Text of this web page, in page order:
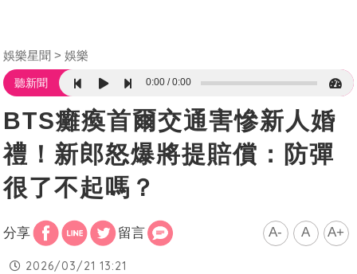
娛樂星聞 娛樂
聽新聞 0:00 0:00
BTS癱瘓首爾交通害慘新人婚
禮！新郎怒爆將提賠償：防彈
很了不起嗎？
分享 留言 A- A A+
2026/03/21 13:21